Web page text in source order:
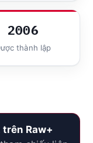
2006
thành lập
Raw+